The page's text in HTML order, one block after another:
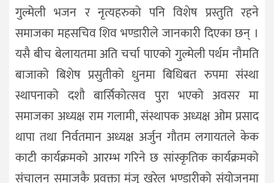
गुल्मेली भजन र नृत्यहरुको पनि विशेष प्रस्तुति रहने
समाजका महसचिव शिव भण्डारीले जानकारी दिएका छन् ।
यसै बीच बेलायतमा अति चर्चा पाएको गुल्मेली पर्थम नौमति
बाजाको बिशेष प्रसुतीको धुनमा बिधिबत रुपमा संस्था
स्थापनाको दशौ बार्सिकोत्सव पुरा भएको अवसर मा
समाजका अध्यक्ष राम गलामी, संस्थापक अध्यक्ष ओम प्रसाद
थापा तथा निर्वतमान अध्यक्ष अर्जुन गौतम लगायतले केक
काटी कार्यक्रमको आरम्भ गरिने छ सांस्कृतिक कार्यक्रमको
संचालन समाजकै प्रवक्ता मंजु खरेल भण्डारीको संयोजनमा